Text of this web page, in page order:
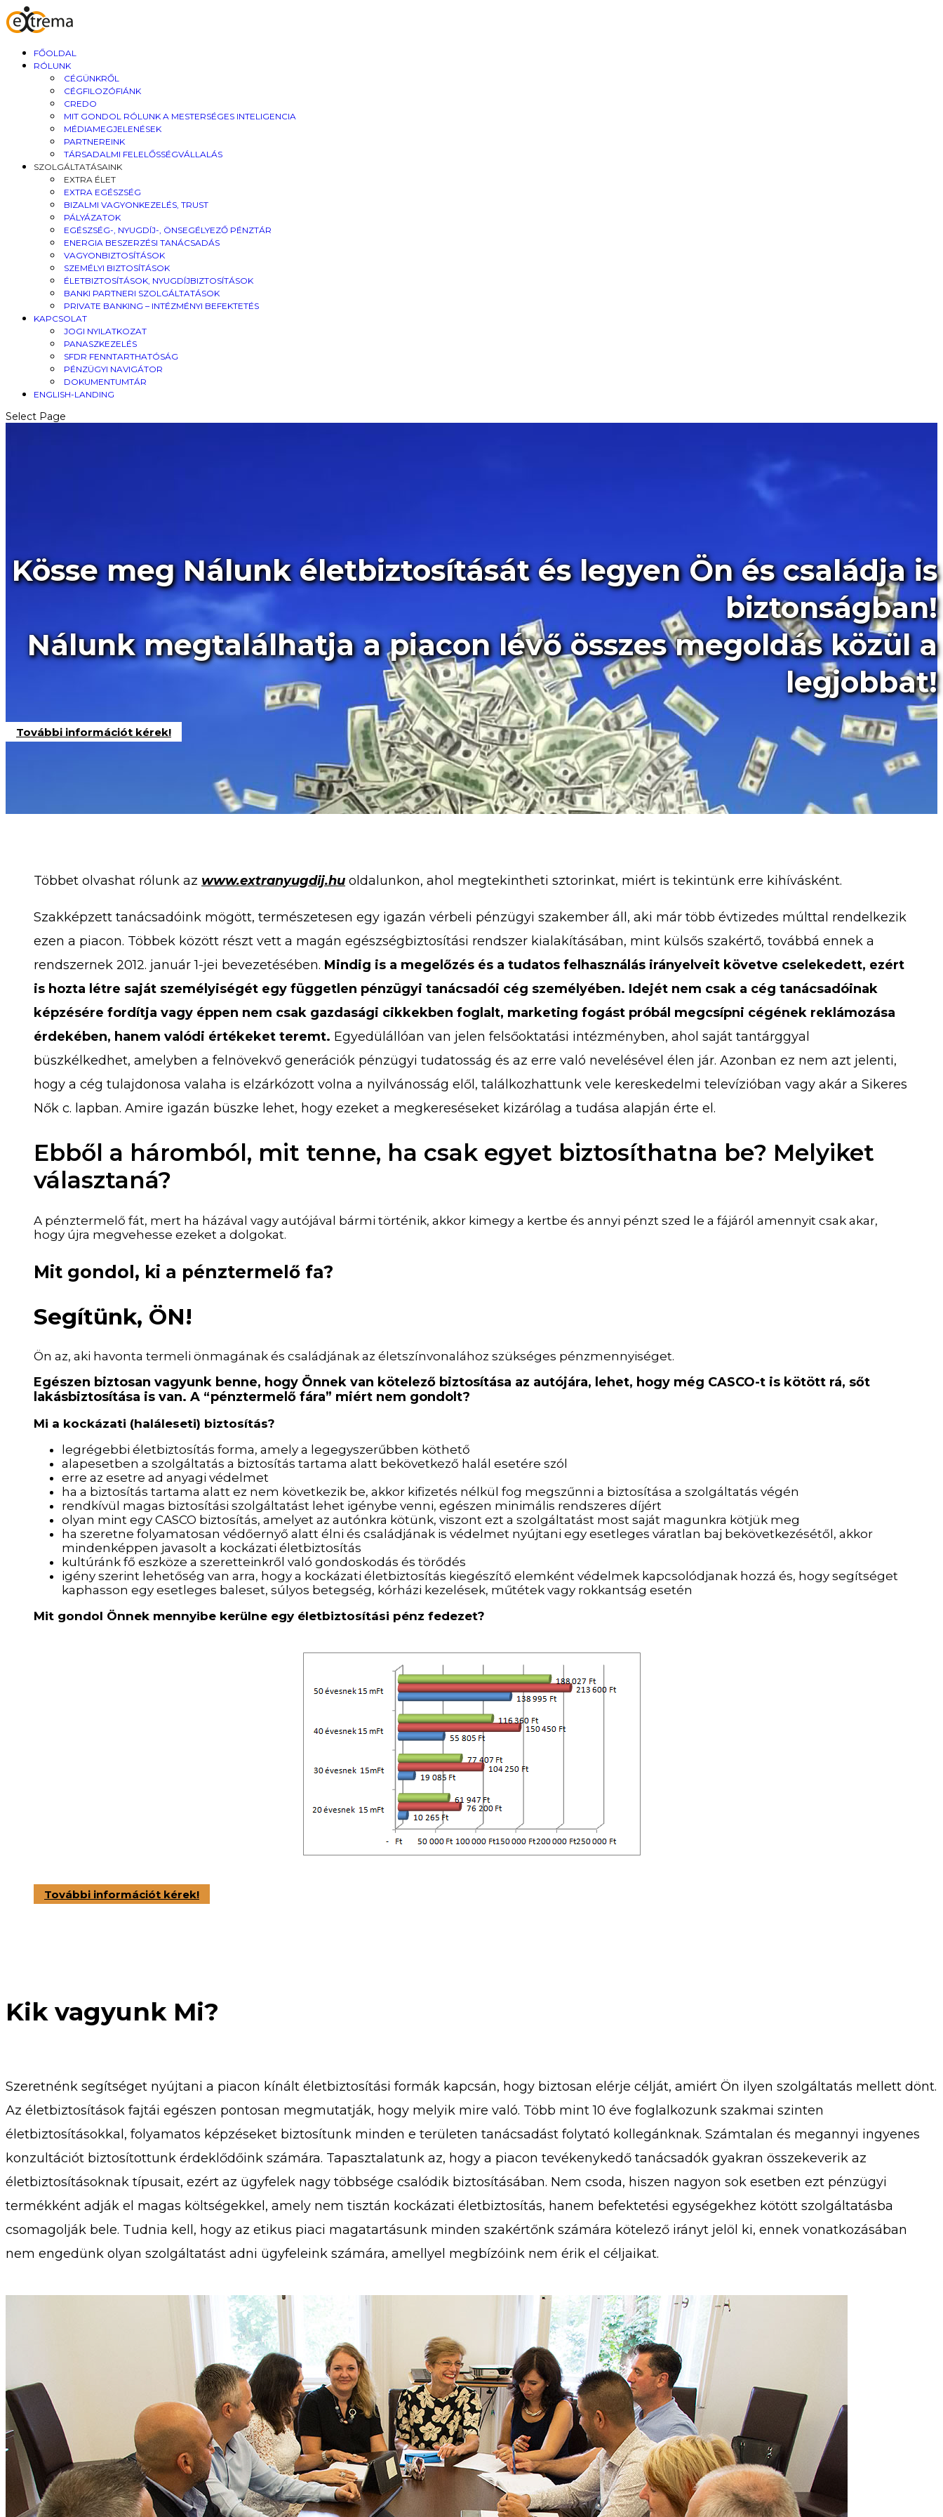
FŐOLDAL
RÓLUNK
CÉGÜNKRŐL
CÉGFILOZÓFIÁNK
CREDO
MIT GONDOL RÓLUNK A MESTERSÉGES INTELIGENCIA
MÉDIAMEGJELENÉSEK
PARTNEREINK
TÁRSADALMI FELELŐSSÉGVÁLLALÁS
SZOLGÁLTATÁSAINK
EXTRA ÉLET
EXTRA EGÉSZSÉG
BIZALMI VAGYONKEZELÉS, TRUST
PÁLYÁZATOK
EGÉSZSÉG-, NYUGDÍJ-, ÖNSEGÉLYEZŐ PÉNZTÁR
ENERGIA BESZERZÉSI TANÁCSADÁS
VAGYONBIZTOSÍTÁSOK
SZEMÉLYI BIZTOSÍTÁSOK
ÉLETBIZTOSÍTÁSOK, NYUGDÍJBIZTOSÍTÁSOK
BANKI PARTNERI SZOLGÁLTATÁSOK
PRIVATE BANKING – INTÉZMÉNYI BEFEKTETÉS
KAPCSOLAT
JOGI NYILATKOZAT
PANASZKEZELÉS
SFDR FENNTARTHATÓSÁG
PÉNZÜGYI NAVIGÁTOR
DOKUMENTUMTÁR
ENGLISH-LANDING
Select Page
Kösse meg Nálunk életbiztosítását és legyen Ön és családja is
biztonságban!
Nálunk megtalálhatja a piacon lévő összes megoldás közül a
legjobbat!
További információt kérek!
Többet olvashat rólunk az www.extranyugdij.hu oldalunkon, ahol megtekintheti sztorinkat, miért is tekintünk erre kihívásként.
Szakképzett tanácsadóink mögött, természetesen egy igazán vérbeli pénzügyi szakember áll, aki már több évtizedes múlttal rendelkezik
ezen a piacon. Többek között részt vett a magán egészségbiztosítási rendszer kialakításában, mint külsős szakértő, továbbá ennek a
rendszernek 2012. január 1-jei bevezetésében. Mindig is a megelőzés és a tudatos felhasználás irányelveit követve cselekedett, ezért
is hozta létre saját személyiségét egy független pénzügyi tanácsadói cég személyében. Idejét nem csak a cég tanácsadóinak
képzésére fordítja vagy éppen nem csak gazdasági cikkekben foglalt, marketing fogást próbál megcsípni cégének reklámozása
érdekében, hanem valódi értékeket teremt. Egyedülállóan van jelen felsőoktatási intézményben, ahol saját tantárggyal
büszkélkedhet, amelyben a felnövekvő generációk pénzügyi tudatosság és az erre való nevelésével élen jár. Azonban ez nem azt jelenti,
hogy a cég tulajdonosa valaha is elzárkózott volna a nyilvánosság elől, találkozhattunk vele kereskedelmi televízióban vagy akár a Sikeres
Nők c. lapban. Amire igazán büszke lehet, hogy ezeket a megkereséseket kizárólag a tudása alapján érte el.
Ebből a háromból, mit tenne, ha csak egyet biztosíthatna be? Melyiket
választaná?
A pénztermelő fát, mert ha házával vagy autójával bármi történik, akkor kimegy a kertbe és annyi pénzt szed le a fájáról amennyit csak akar,
hogy újra megvehesse ezeket a dolgokat.
Mit gondol, ki a pénztermelő fa?
Segítünk, ÖN!
Ön az, aki havonta termeli önmagának és családjának az életszínvonalához szükséges pénzmennyiséget.
Egészen biztosan vagyunk benne, hogy Önnek van kötelező biztosítása az autójára, lehet, hogy még CASCO-t is kötött rá, sőt
lakásbiztosítása is van. A “pénztermelő fára” miért nem gondolt?
Mi a kockázati (haláleseti) biztosítás?
legrégebbi életbiztosítás forma, amely a legegyszerűbben köthető
alapesetben a szolgáltatás a biztosítás tartama alatt bekövetkező halál esetére szól
erre az esetre ad anyagi védelmet
ha a biztosítás tartama alatt ez nem következik be, akkor kifizetés nélkül fog megszűnni a biztosítása a szolgáltatás végén
rendkívül magas biztosítási szolgáltatást lehet igénybe venni, egészen minimális rendszeres díjért
olyan mint egy CASCO biztosítás, amelyet az autónkra kötünk, viszont ezt a szolgáltatást most saját magunkra kötjük meg
ha szeretne folyamatosan védőernyő alatt élni és családjának is védelmet nyújtani egy esetleges váratlan baj bekövetkezésétől, akkor
mindenképpen javasolt a kockázati életbiztosítás
kultúránk fő eszköze a szeretteinkről való gondoskodás és törődés
igény szerint lehetőség van arra, hogy a kockázati életbiztosítás kiegészítő elemként védelmek kapcsolódjanak hozzá és, hogy segítséget
kaphasson egy esetleges baleset, súlyos betegség, kórházi kezelések, műtétek vagy rokkantság esetén
Mit gondol Önnek mennyibe kerülne egy életbiztosítási pénz fedezet?
További információt kérek!
Kik vagyunk Mi?
Szeretnénk segítséget nyújtani a piacon kínált életbiztosítási formák kapcsán, hogy biztosan elérje célját, amiért Ön ilyen szolgáltatás mellett dönt.
Az életbiztosítások fajtái egészen pontosan megmutatják, hogy melyik mire való. Több mint 10 éve foglalkozunk szakmai szinten
életbiztosításokkal, folyamatos képzéseket biztosítunk minden e területen tanácsadást folytató kollegánknak. Számtalan és megannyi ingyenes
konzultációt biztosítottunk érdeklődőink számára. Tapasztalatunk az, hogy a piacon tevékenykedő tanácsadók gyakran összekeverik az
életbiztosításoknak típusait, ezért az ügyfelek nagy többsége csalódik biztosításában. Nem csoda, hiszen nagyon sok esetben ezt pénzügyi
termékként adják el magas költségekkel, amely nem tisztán kockázati életbiztosítás, hanem befektetési egységekhez kötött szolgáltatásba
csomagolják bele. Tudnia kell, hogy az etikus piaci magatartásunk minden szakértőnk számára kötelező irányt jelöl ki, ennek vonatkozásában
nem engedünk olyan szolgáltatást adni ügyfeleink számára, amellyel megbízóink nem érik el céljaikat.